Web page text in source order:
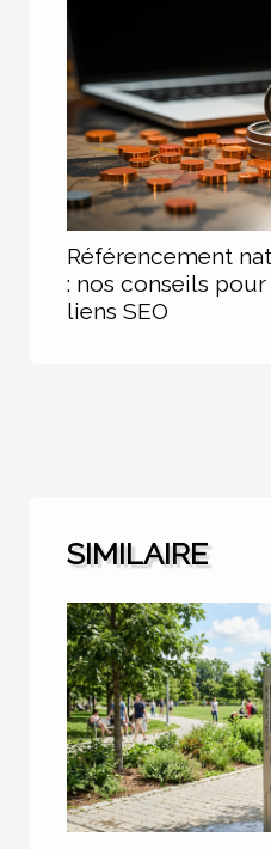
Référencement
: nos conseils
liens SEO
SIMILAIRE